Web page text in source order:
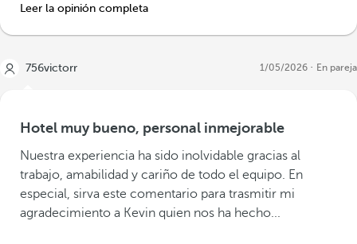
Leer la opinión completa
756victorr 1/05/2026 En pareja
Hotel muy bueno, personal inmejorable
Nuestra experiencia ha sido inolvidable gracias al
trabajo, amabilidad y cariño de todo el equipo. En
especial, sirva este comentario para trasmitir mi
agradecimiento a Kevin quien nos ha hecho...